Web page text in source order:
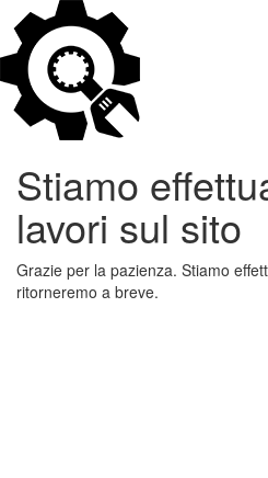
Stiamo
lavori sul sito
Grazie per la pazienza. Stiamo
ritorneremo a breve.